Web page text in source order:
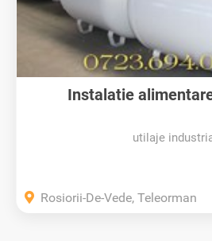
Instalatie
utilaje
Rosiorii-De-Vede, Teleorman